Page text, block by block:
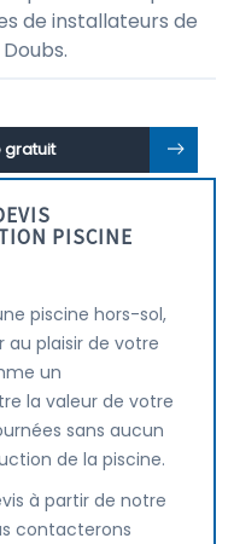
de installateurs de
gratuit
PISCINE
piscine hors-sol,
au plaisir de votre
un
la valeur de votre
sans aucun
de la piscine.
à partir de notre
contacterons